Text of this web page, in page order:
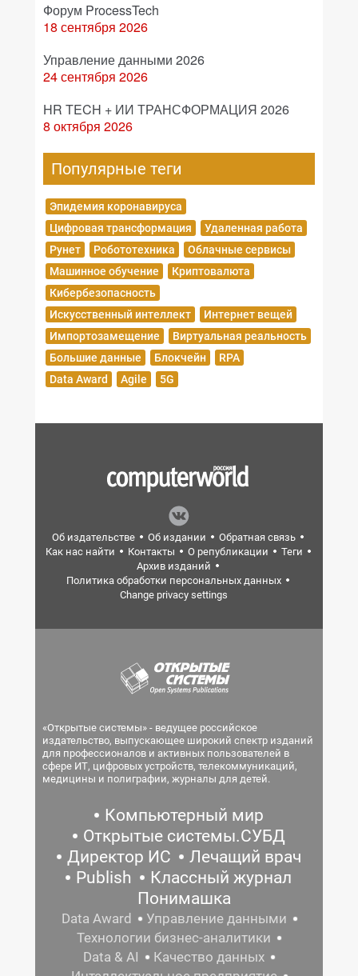
Форум ProcessTech
18 сентября 2026
Управление данными 2026
24 сентября 2026
HR TECH + ИИ ТРАНСФОРМАЦИЯ 2026
8 октября 2026
Популярные теги
Эпидемия коронавируса
Цифровая трансформация
Удаленная работа
Рунет
Робототехника
Облачные сервисы
Машинное обучение
Криптовалюта
Кибербезопасность
Искусственный интеллект
Интернет вещей
Импортозамещение
Виртуальная реальность
Большие данные
Блокчейн
RPA
Data Award
Agile 5G
Об издательстве Об издании
Обратная связь
Как нас найти
Контакты О републикации
Теги
Архив изданий
Политика обработки персональных данных
Change privacy settings
«Открытые системы» - ведущее российское
издательство, выпускающее широкий спектр изданий
для профессионалов и активных пользователей в
сфере ИТ, цифровых устройств, телекоммуникаций,
медицины и полиграфии, журналы для детей.
Компьютерный мир
Открытые системы.СУБД
Директор ИС
Лечащий врач
Publish
Классный журнал
Понимашка
Data Award
Управление данными
Технологии бизнес-аналитики
Data & AI
Качество данных